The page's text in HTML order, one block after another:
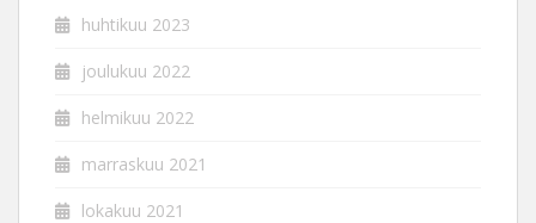
huhtikuu 2023
joulukuu 2022
helmikuu 2022
marraskuu 2021
lokakuu 2021